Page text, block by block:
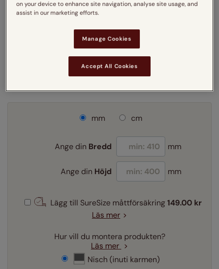
mm cm
Ange din Bredd mm
Ange din Höjd mm
Lägg till SureSize måttförsäkring 149.00 kr
Läs mer
Hur vill du montera produkten?
Läs mer
Nisch (inuti karmen)
on your device to enhance site navigation, analyse site usage, and
assist in our marketing efforts.
Manage Cookies
Accept All Cookies